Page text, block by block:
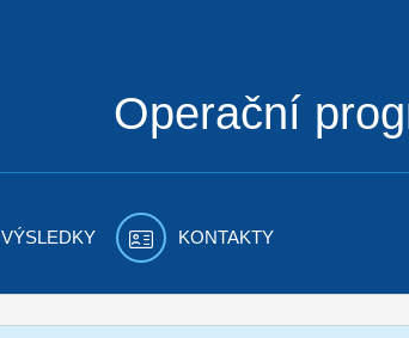
Operační
VÝSLEDKY KONTAKTY